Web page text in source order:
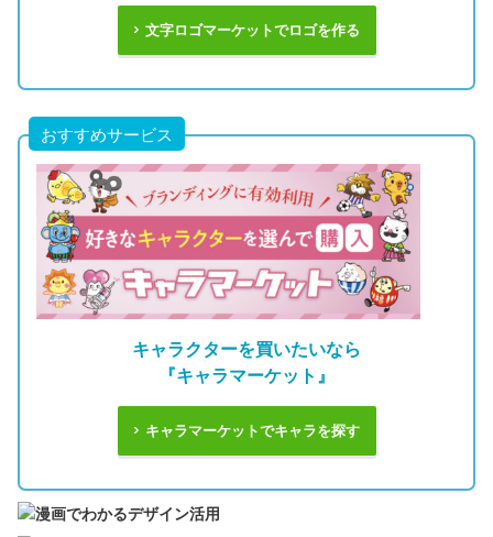
文字ロゴマーケットでロゴを作る
おすすめサービス
キャラクターを買いたいなら
『キャラマーケット』
キャラマーケットでキャラを探す